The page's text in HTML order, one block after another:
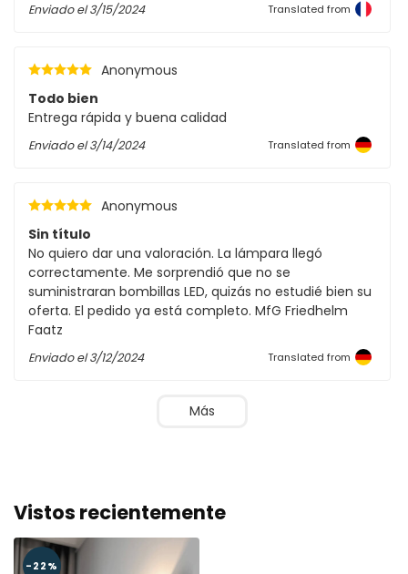
Enviado el3/15/2024 Translated from
Anonymous
Todo bien
Entrega rápida y buena calidad
Enviado el3/14/2024 Translated from
Anonymous
Sin título
No quiero dar una valoración. La lámpara llegó
correctamente. Me sorprendió que no se
suministraran bombillas LED, quizás no estudié bien su
oferta. El pedido ya está completo. MfG Friedhelm
Faatz
Enviado el3/12/2024 Translated from
Más
Vistos recientemente
-22%